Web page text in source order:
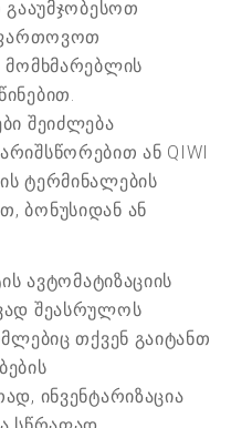
გააუმჯობესოთ
მომხმარებლის
შეიძლება
ან QIWI
ტერმინალების
ბონუსიდან ან
ავტომატიზაციის
შეასრულოს
თქვენ გაიტანთ
ინვენტარიზაცია